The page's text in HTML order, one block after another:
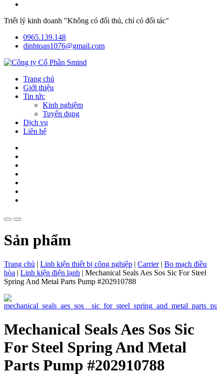
Triết lý kinh doanh "Không có đối thủ, chỉ có đối tác"
0965.139.148
dinhtoan1076@gmail.com
Trang chủ
Giới thiệu
Tin tức
Kinh nghiệm
Tuyển dụng
Dịch vụ
Liên hệ
Sản phẩm
Trang chủ | Linh kiện thiết bị công nghiệp | Carrier| Bo mạch điều
hòa | Linh kiện điện lạnh | Mechanical Seals Aes Sos Sic For Steel
Spring And Metal Parts Pump #202910788
Mechanical Seals Aes Sos Sic
For Steel Spring And Metal
Parts Pump #202910788